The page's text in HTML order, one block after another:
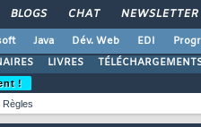
BLOGS CHAT NEWSLETTER
Java Dév. Web EDI
LIVRES
!
Règles